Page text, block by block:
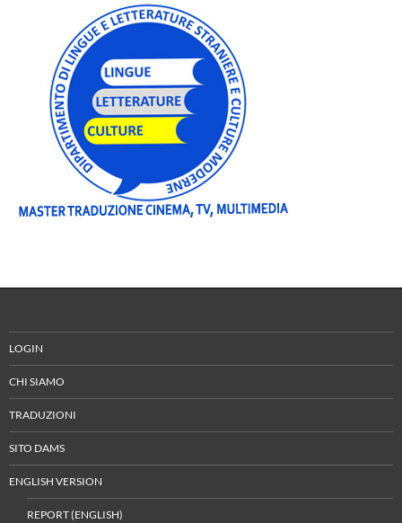
LOGIN
CHI SIAMO
TRADUZIONI
SITO DAMS
ENGLISH VERSION
REPORT (ENGLISH)